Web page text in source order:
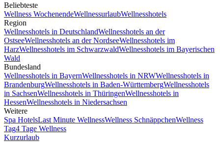
Beliebteste
Wellness WochenendeWellnessurlaubWellnesshotels
Region
Wellnesshotels in DeutschlandWellnesshotels an der
OstseeWellnesshotels an der NordseeWellnesshotels im
HarzWellnesshotels im SchwarzwaldWellnesshotels im Bayerischen
Wald
Bundesland
Wellnesshotels in BayernWellnesshotels in NRWWellnesshotels in
BrandenburgWellnesshotels in Baden-WürttembergWellnesshotels
in SachsenWellnesshotels in ThüringenWellnesshotels in
HessenWellnesshotels in Niedersachsen
Weitere
Spa HotelsLast Minute WellnessWellness SchnäppchenWellness
Tag4 Tage Wellness
Kurzurlaub